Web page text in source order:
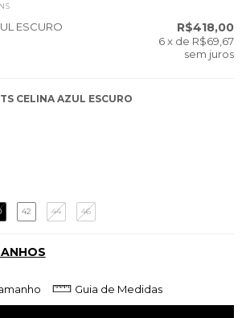
ESCURO R$418,00
6x de R$69,67
sem juros
CELINA AZUL ESCURO
42 44 46
Guia de Medidas